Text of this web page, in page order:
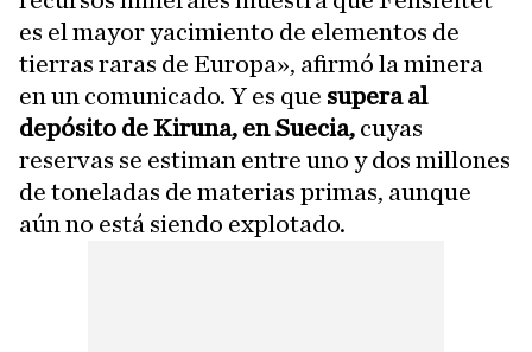
es el mayor yacimiento de elementos de
tierras raras de Europa», afirmó la minera
en un comunicado. Y es que supera al
depósito de Kiruna, en Suecia, cuyas
reservas se estiman entre uno y dos millones
de toneladas de materias primas, aunque
aún no está siendo explotado.